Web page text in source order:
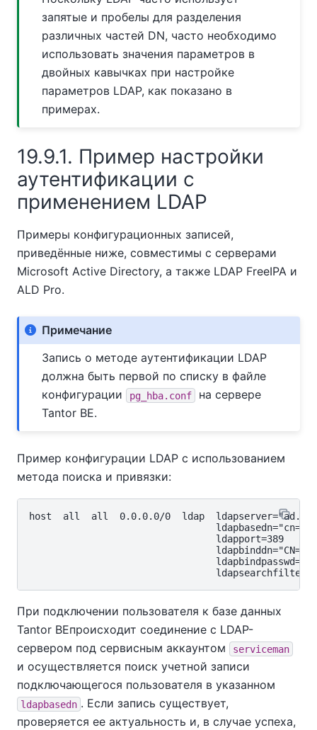
запятые и пробелы для разделения
различных частей DN, часто необходимо
использовать значения параметров в
двойных кавычках при настройке
параметров LDAP, как показано в
примерах.
19.9.1. Пример настройки
аутентификации с
применением LDAP
Примеры конфигурационных записей,
приведённые ниже, совместимы с серверами
Microsoft Active Directory, а также LDAP FreeIPA и
ALD Pro.
Примечание
Запись о методе аутентификации LDAP
должна быть первой по списку в файле
конфигурации
pg_hba.conf
на сервере
Tantor BE.
Пример конфигурации LDAP с использованием
метода поиска и привязки:
host  all  all  0.0.0.0/0  ldap
                                 ldapport=389
При подключении пользователя к базе данных
Tantor BEпроисходит соединение с LDAP-
сервером под сервисным аккаунтом
serviceman
и осуществляется поиск учетной записи
подключающегося пользователя в указанном
ldapbasedn . Если запись существует,
проверяется ее актуальность и, в случае успеха,